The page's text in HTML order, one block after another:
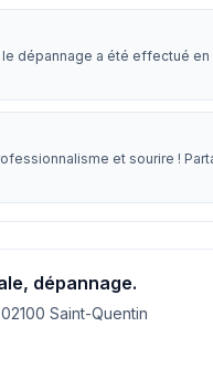
le dépannage a été effectué
et sourire !
dépannage.
Saint-Quentin